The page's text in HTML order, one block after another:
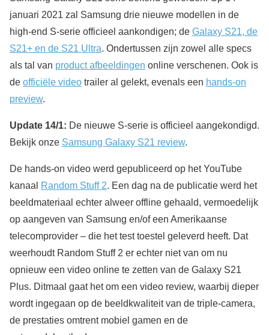
januari 2021 zal Samsung drie nieuwe modellen in de
high-end S-serie officieel aankondigen; de Galaxy S21, de
S21+ en de S21 Ultra. Ondertussen zijn zowel alle specs
als tal van product afbeeldingen online verschenen. Ook is
de officiële video trailer al gelekt, evenals een hands-on
preview.
Update 14/1: De nieuwe S-serie is officieel aangekondigd.
Bekijk onze Samsung Galaxy S21 review.
De hands-on video werd gepubliceerd op het YouTube
kanaal
Random Stuff 2. Een dag na de publicatie werd het
beeldmateriaal echter alweer offline gehaald, vermoedelijk
op aangeven van Samsung en/of een Amerikaanse
telecomprovider – die het test toestel geleverd heeft. Dat
weerhoudt Random Stuff 2 er echter niet van om nu
opnieuw een video online te zetten van de Galaxy S21
Plus. Ditmaal gaat het om een video review, waarbij dieper
wordt ingegaan op de beeldkwaliteit van de triple-camera,
de prestaties omtrent mobiel gamen en de